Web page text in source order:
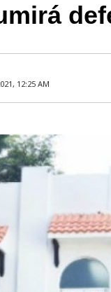
12:25 AM